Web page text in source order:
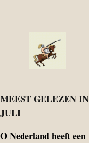
MEEST GELEZEN IN
JULI
ONederland heeft een